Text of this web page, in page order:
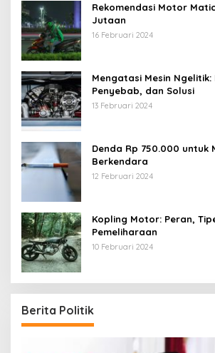
Rekomendasi Motor
Jutaan
16 Februari 2024
Mengatasi Mesin
Penyebab, dan Solusi
13 Februari 2024
Denda Rp 750.000 untuk
Berkendara
12 Februari 2024
Kopling Motor: Peran,
Pemeliharaan
10 Februari 2024
Berita Politik